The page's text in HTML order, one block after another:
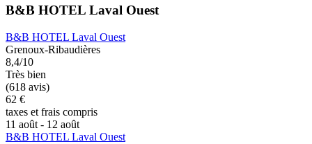
B&B HOTEL Laval Ouest
B&B HOTEL Laval Ouest
Grenoux-Ribaudières
8,4/10
Très bien
(618 avis)
62 €
taxes et frais compris
11 août - 12 août
B&B HOTEL Laval Ouest